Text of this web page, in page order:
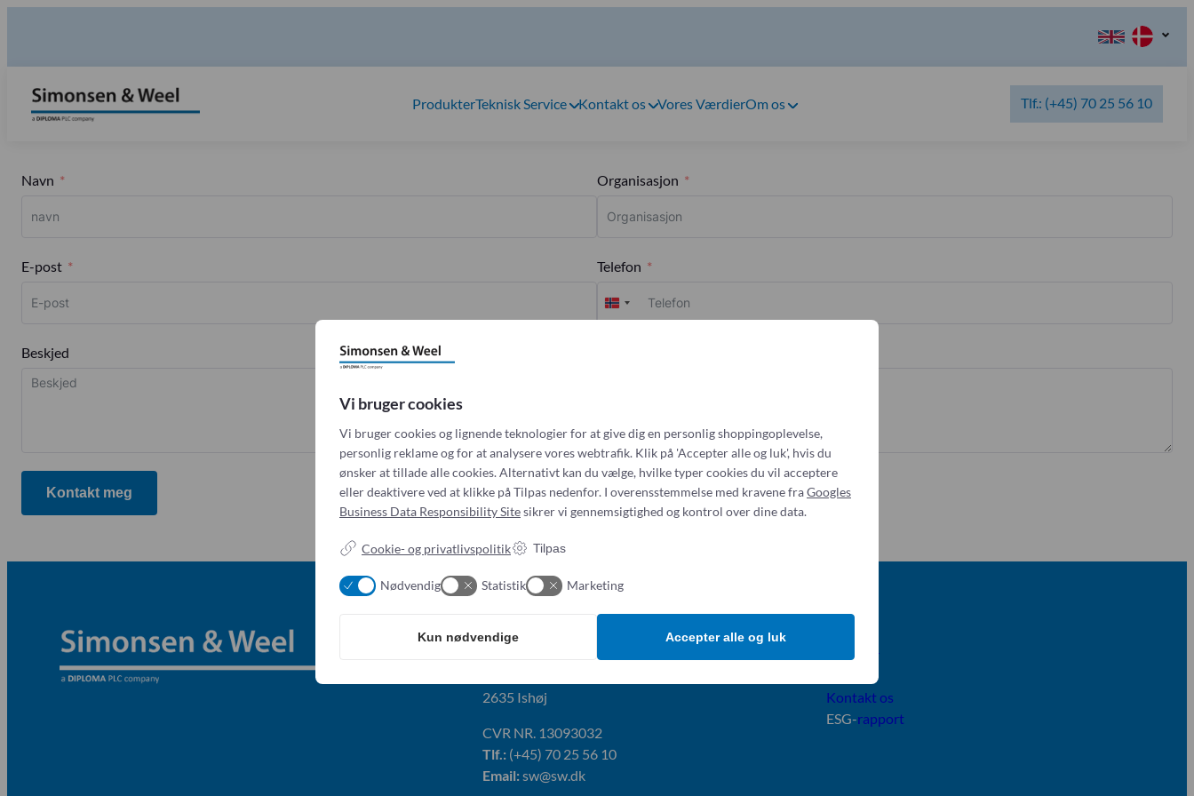
ProdukterTeknisk Service Kontakt os Vores VærdierOm os Tlf.: (+45) 70 25 56 10
Navn Organisasjon
E-post Telefon
Norway
Beskjed
Kontakt meg
2635 Ishøj
CVR NR. 13093032
Tlf.:(+45) 70 25 56 10
Email:sw@sw.dk
Om os
Nyheder
Kontakt os
ESG-rapport
Vi bruger cookies
Vi bruger cookies og lignende teknologier for at give dig en personlig shoppingoplevelse,
personlig reklame og for at analysere vores webtrafik. Klik på 'Accepter alle og luk', hvis du
ønsker at tillade alle cookies. Alternativt kan du vælge, hvilke typer cookies du vil acceptere
eller deaktivere ved at klikke på Tilpas nedenfor. I overensstemmelse med kravene fraGoogles
Business Data Responsibility Sitesikrer vi gennemsigtighed og kontrol over dine data.
Cookie- og privatlivspolitik Tilpas
Nødvendig Statistik Marketing
Kun nødvendige Accepter alle og luk